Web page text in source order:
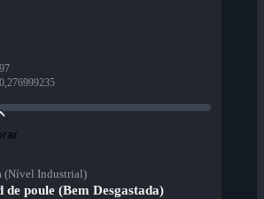
0,276999235
(Nível Industrial)
de poule (Bem Desgastada)